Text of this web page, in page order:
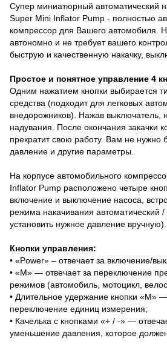
Супер миниатюрный автоматический
Super Mini Inflator Pump - полностью
компрессор для Вашего автомобиля.
автономно и не требует вашего
быструю и качественную накачку,
Простое и понятное управление 4
Одним нажатием кнопки выбирается
средства (подходит для легковых
внедорожников). Нажав выключатель,
надувания. После окончания закачки
прекратит свою работу. Вам не нужно
давление и другие параметры.
На корпусе автомобильного
Inflator Pump расположено четыре
включение и выключение насоса,
режима накачивания автоматический
установить нужное давление вручную).
Кнопки управления:
• «Power» – отвечает за включение/
• «М» — отвечает за переключение
режимов (автомобиль, мотоцикл,
• Длительное удержание кнопки «М» —
переключение единиц измерения;
• Качелька с кнопками «+ / -» —
уменьшение давления, которое